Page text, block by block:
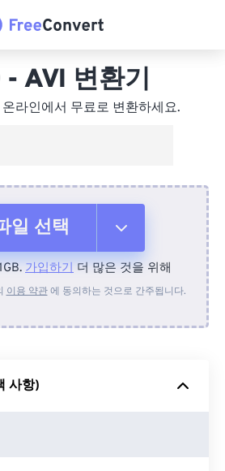
AVI 변환기
라인에서 무료로 변환하세요.
일 선택
치에서
드라이브에서
가입하기 더 많은 것을 위해
이용 약관에 동의하는 것으로 간주됩니다.
사항)